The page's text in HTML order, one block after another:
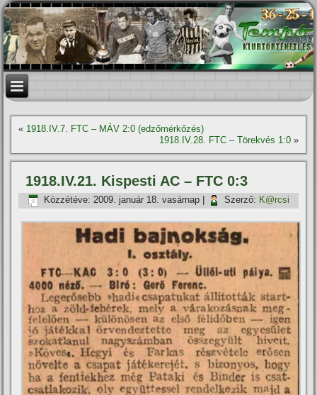
« 1918.IV.7. FTC – MÁV 2:0 (edzőmérkőzés)
1918.IV.28. FTC – Törekvés 1:0»
1918.IV.21. Kispesti AC – FTC 0:3
Közzétéve: 2009. január 18. vasárnap Szerző: K@rcsi